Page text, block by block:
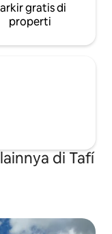
gratis di
properti
di Tafí